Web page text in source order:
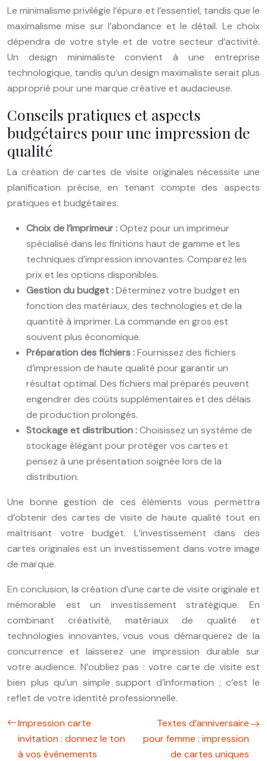
Le minimalisme privilégie l’épure et l’essentiel, tandis que le
maximalisme mise sur l’abondance et le détail. Le choix
dépendra de votre style et de votre secteur d’activité.
Un design minimaliste convient à une entreprise
technologique, tandis qu’un design maximaliste serait plus
approprié pour une marque créative et audacieuse.
Conseils pratiques et aspects
budgétaires pour une impression de
qualité
La création de cartes de visite originales nécessite une
planification précise, en tenant compte des aspects
pratiques et budgétaires.
Choix de l’imprimeur :Optez pour un imprimeur
spécialisé dans les finitions haut de gamme et les
techniques d’impression innovantes. Comparez les
prix et les options disponibles.
Gestion du budget :Déterminez votre budget en
fonction des matériaux, des technologies et de la
quantité à imprimer. La commande en gros est
souvent plus économique.
Préparation des fichiers :Fournissez des fichiers
d’impression de haute qualité pour garantir un
résultat optimal. Des fichiers mal préparés peuvent
engendrer des coûts supplémentaires et des délais
de production prolongés.
Stockage et distribution :Choisissez un système de
stockage élégant pour protéger vos cartes et
pensez à une présentation soignée lors de la
distribution.
Une bonne gestion de ces éléments vous permettra
d’obtenir des cartes de visite de haute qualité tout en
maîtrisant votre budget. L’investissement dans des
cartes originales est un investissement dans votre image
de marque.
En conclusion, la création d’une carte de visite originale et
mémorable est un investissement stratégique. En
combinant créativité, matériaux de qualité et
technologies innovantes, vous vous démarquerez de la
concurrence et laisserez une impression durable sur
votre audience. N’oubliez pas : votre carte de visite est
bien plus qu’un simple support d’information ; c’est le
reflet de votre identité professionnelle.
Impression carte
invitation : donnez le ton
à vos événements
Textes d’anniversaire
pour femme : impression
de cartes uniques